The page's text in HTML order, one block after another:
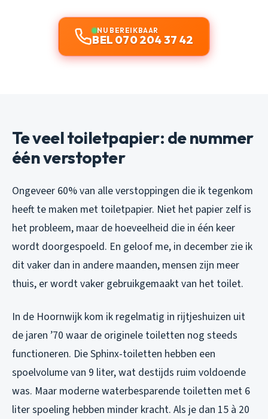
NU BEREIKBAAR
BEL 070 204 37 42
Te veel toiletpapier: de nummer
één verstopter
Ongeveer 60% van alle verstoppingen die ik tegenkom
heeft te maken met toiletpapier. Niet het papier zelf is
het probleem, maar de hoeveelheid die in één keer
wordt doorgespoeld. En geloof me, in december zie ik
dit vaker dan in andere maanden, mensen zijn meer
thuis, er wordt vaker gebruikgemaakt van het toilet.
In de Hoornwijk kom ik regelmatig in rijtjeshuizen uit
de jaren ’70 waar de originele toiletten nog steeds
functioneren. Die Sphinx-toiletten hebben een
spoelvolume van 9 liter, wat destijds ruim voldoende
was. Maar moderne waterbesparende toiletten met 6
liter spoeling hebben minder kracht. Als je dan 15 à 20